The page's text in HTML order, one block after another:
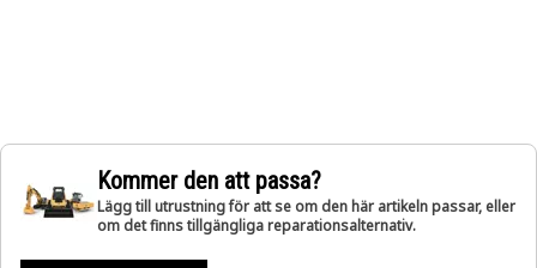
Kommer den att passa?
Lägg till utrustning för att se om den här artikeln passar, eller
om det finns tillgängliga reparationsalternativ.